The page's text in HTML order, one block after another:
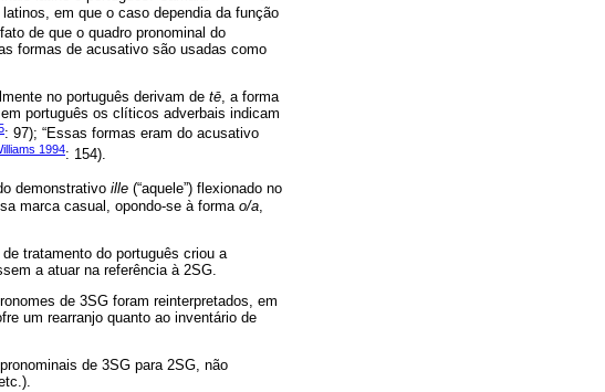
em que o caso dependia da função
de que o quadro pronominal do
formas de acusativo são usadas como
no português derivam de tē, a forma
português os clíticos adverbais indicam
: 97); “Essas formas eram do acusativo
1994: 154).
demonstrativo ille (“aquele”) flexionado no
marca casual, opondo-se à forma o/a
tratamento do português criou a
a atuar na referência à 2SG.
de 3SG foram reinterpretados, em
um rearranjo quanto ao inventário de
de 3SG para 2SG, não